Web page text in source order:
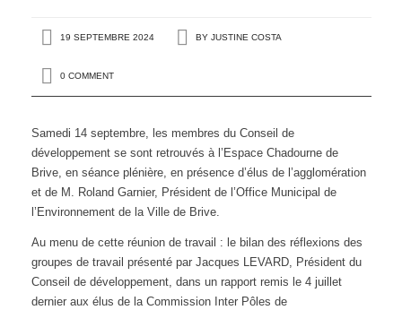
19 SEPTEMBRE 2024 BY JUSTINE COSTA
0 COMMENT
Samedi 14 septembre, les membres du Conseil de
développement se sont retrouvés à l’Espace Chadourne de
Brive, en séance plénière, en présence d’élus de l’agglomération
et de M. Roland Garnier, Président de l’Office Municipal de
l’Environnement de la Ville de Brive.
Au menu de cette réunion de travail : le bilan des réflexions des
groupes de travail présenté par Jacques LEVARD, Président du
Conseil de développement, dans un rapport remis le 4 juillet
dernier aux élus de la Commission Inter Pôles de